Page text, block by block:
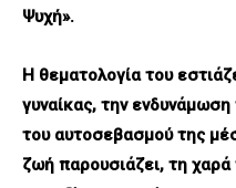
Ψυχή».
Η θεματολογία του
γυναίκας, την ενδυνάμωση
του αυτοσεβασμού της
ζωή παρουσιάζει, τη χαρά